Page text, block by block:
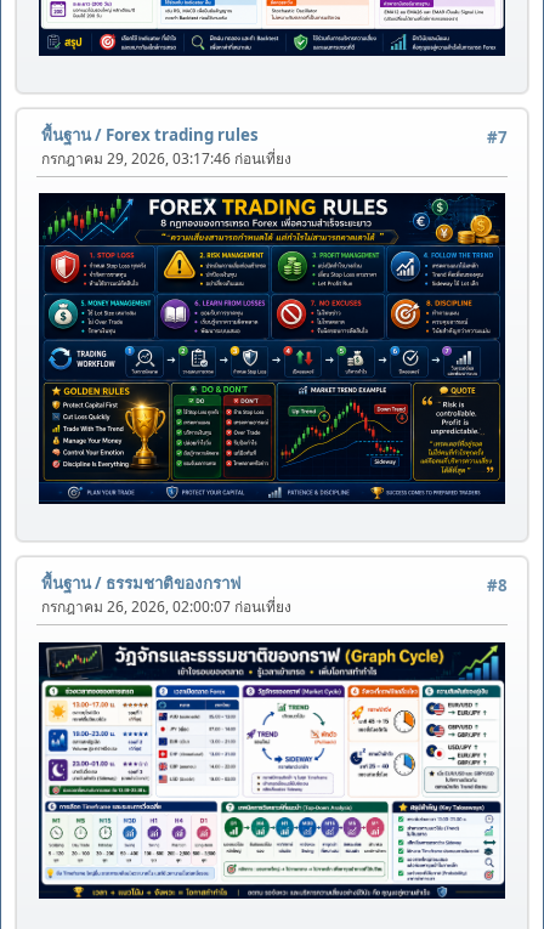
#7
พื้นฐาน/ Forex trading rules
กรกฎาคม 29, 2026, 03:17:46 ก่อนเที่ยง
#8
พื้นฐาน/ ธรรมชาติของกราฟ
กรกฎาคม 26, 2026, 02:00:07 ก่อนเที่ยง